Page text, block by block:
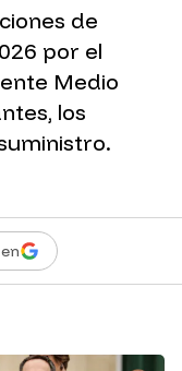
de
por el
Medio
los
link